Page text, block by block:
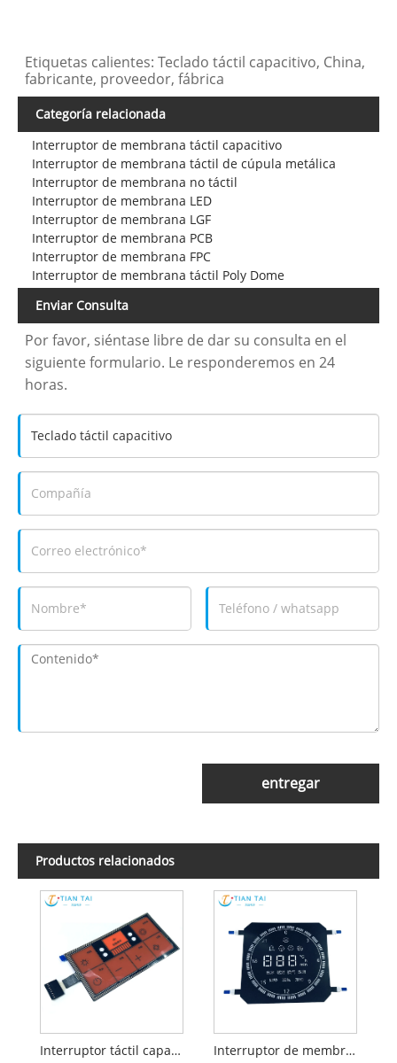
Etiquetas calientes: Teclado táctil capacitivo, China,
fabricante, proveedor, fábrica
Categoría relacionada
Interruptor de membrana táctil capacitivo
Interruptor de membrana táctil de cúpula metálica
Interruptor de membrana no táctil
Interruptor de membrana LED
Interruptor de membrana LGF
Interruptor de membrana PCB
Interruptor de membrana FPC
Interruptor de membrana táctil Poly Dome
Enviar Consulta
Por favor, siéntase libre de dar su consulta en el
siguiente formulario. Le responderemos en 24
horas.
entregar
Productos relacionados
Interruptor táctil capacitivo Interruptor de membrana flexible capacitivo